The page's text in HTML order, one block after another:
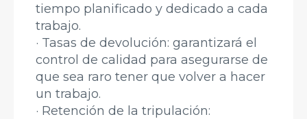
tiempo planificado y dedicado a cada
trabajo.
· Tasas de devolución: garantizará el
control de calidad para asegurarse de
que sea raro tener que volver a hacer
un trabajo.
· Retención de la tripulación: